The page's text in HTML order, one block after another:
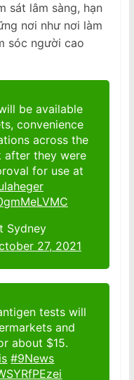
sát lâm sàng, hạn
nơi như nơi làm
sóc người cao
be available
convenience
across the
after they were
for use at
Sydney
27, 2021
tests will
and
about $15.
#9News